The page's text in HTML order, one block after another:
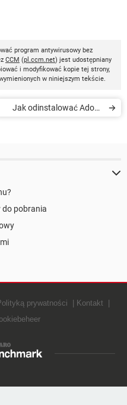
program antywirusowy bez
CCM (pl.ccm.net) jest udostępniany
i modyfikować kopie tej strony,
w niniejszym tekście.
Jak odinstalować Adobe
pobrania
prywatności
Kontakt